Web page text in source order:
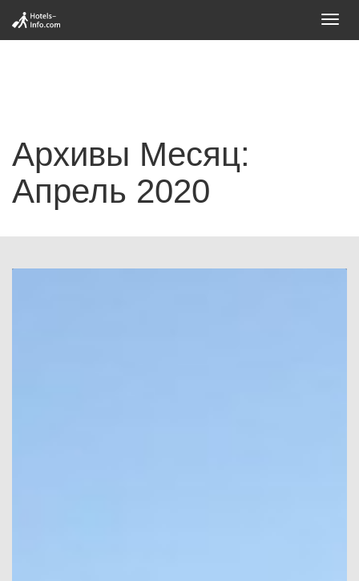
Архивы Месяц:
Апрель 2020